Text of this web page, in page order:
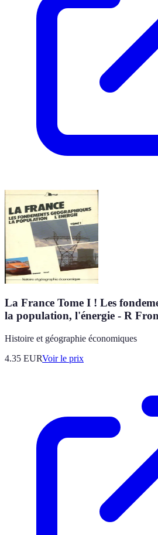
La France Tome I ! Les
la population, l'énergie - R
Histoire et géographie économiques
4.35 EURVoir le prix